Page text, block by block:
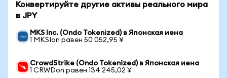
Конвертируйте другие активы реального мира
в JPY
MKS Inc. (Ondo Tokenized) в Японская иена
1 MKSIon равен 50 052,95 ¥
CrowdStrike (Ondo Tokenized) в Японская иена
1 CRWDon равен 134 245,02 ¥